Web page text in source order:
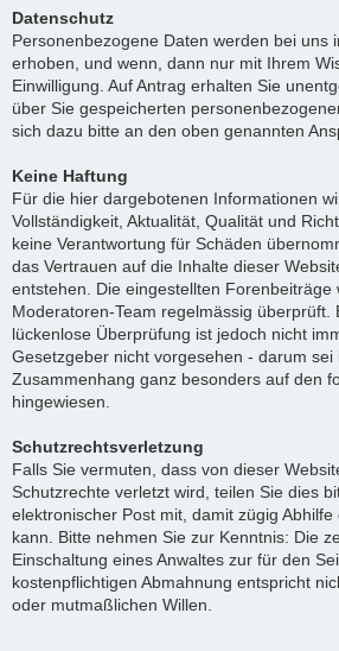
Datenschutz
Personenbezogene Daten werden bei uns
erhoben, und wenn, dann nur mit Ihrem
Einwilligung. Auf Antrag erhalten Sie
über Sie gespeicherten
sich dazu bitte an den oben genannten
Keine Haftung
Für die hier dargebotenen Informationen
Vollständigkeit, Aktualität, Qualität und
keine Verantwortung für Schäden
das Vertrauen auf die Inhalte dieser
entstehen. Die eingestellten Forenbeiträge
Moderatoren-Team regelmässig überprüft.
lückenlose Überprüfung ist jedoch nicht
Gesetzgeber nicht vorgesehen - darum sei
Zusammenhang ganz besonders auf den
hingewiesen.
Schutzrechtsverletzung
Falls Sie vermuten, dass von dieser
Schutzrechte verletzt wird, teilen Sie dies
elektronischer Post mit, damit zügig
kann. Bitte nehmen Sie zur Kenntnis: Die
Einschaltung eines Anwaltes zur für den
kostenpflichtigen Abmahnung entspricht
oder mutmaßlichen Willen.